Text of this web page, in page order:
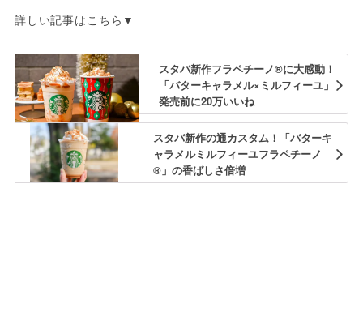
詳しい記事はこちら▼
スタバ新作フラペチーノ®に大感動！
「バターキャラメル×ミルフィーユ」
発売前に20万いいね
スタバ新作の通カスタム！「バターキ
ャラメルミルフィーユフラペチーノ
®」の香ばしさ倍増